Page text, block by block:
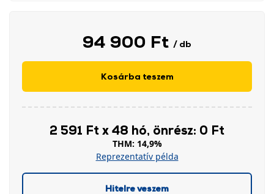
94 900 Ft / db
Kosárba teszem
2 591 Ft x 48 hó, önrész: 0 Ft
THM: 14,9%
Reprezentatív példa
Hitelre veszem